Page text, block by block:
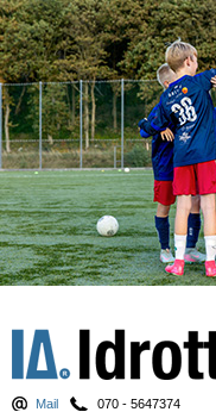
Mail 070 - 5647374